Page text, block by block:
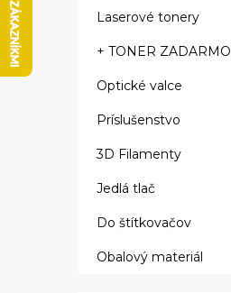
Laserové tonery
+ TONER ZADARMO
Optické valce
Príslušenstvo
3D Filamenty
Jedlá tlač
Do štítkovačov
Obalový materiál